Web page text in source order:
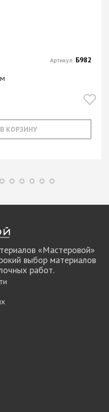
В КОРЗИНУ
Артикул: Б982
«Мастеровой»
выбор материалов
работ.